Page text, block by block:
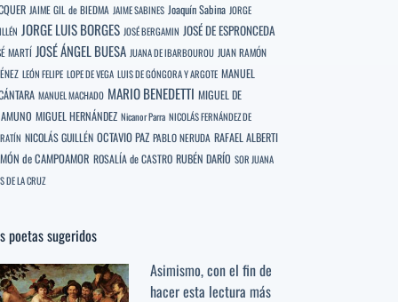
JAIME GIL de BIEDMA JAIME SABINES Joaquín Sabina JORGE
JORGE LUIS BORGES JOSÉ BERGAMIN JOSÉ DE ESPRONCEDA
MARTÍ JOSÉ ÁNGEL BUESA JUANA DE IBARBOUROU JUAN RAMÓN
LEÓN FELIPE LOPE DE VEGA LUIS DE GÓNGORA Y ARGOTE MANUEL
MANUEL MACHADO MARIO BENEDETTI MIGUEL DE
MIGUEL HERNÁNDEZ Nicanor Parra NICOLÁS FERNÁNDEZ DE
NICOLÁS GUILLÉN OCTAVIO PAZ PABLO NERUDA RAFAEL ALBERTI
de CAMPOAMOR ROSALÍA de CASTRO RUBÉN DARÍO SOR JUANA
DE LA CRUZ
poetas sugeridos
Asimismo, con el fin de
hacer esta lectura más